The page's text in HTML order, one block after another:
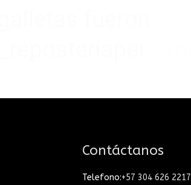
Contáctanos
Telefono:+57 304 626 2217